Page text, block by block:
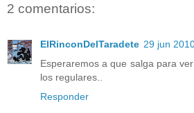
2 comentarios:
ElRinconDelTaradete 29 jun
Esperaremos a que salga para
los regulares..
Responder